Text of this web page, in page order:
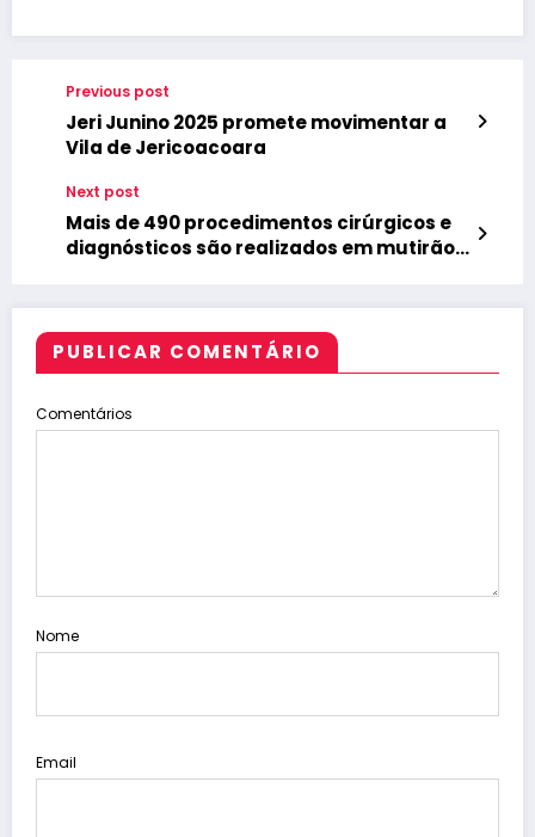
Previous post
Jeri Junino 2025 promete movimentar a
Vila de Jericoacoara
Next post
Mais de 490 procedimentos cirúrgicos e
diagnósticos são realizados em mutirão
PUBLICAR COMENTÁRIO
Comentários
Nome
Email